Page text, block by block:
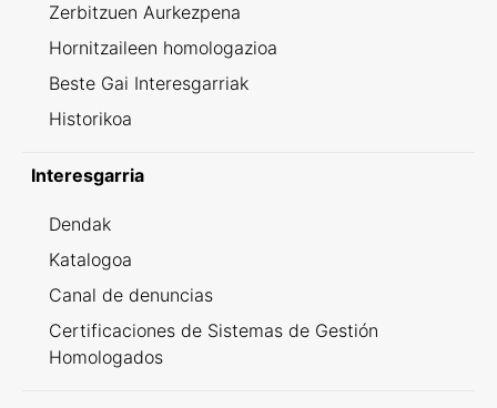
Zerbitzuen Aurkezpena
Hornitzaileen homologazioa
Beste Gai Interesgarriak
Historikoa
Interesgarria
Dendak
Katalogoa
Canal de denuncias
Certificaciones de Sistemas de Gestión
Homologados